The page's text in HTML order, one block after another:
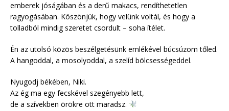
emberek jóságában és a derű makacs, rendíthetetlen
ragyogásában. Köszönjük, hogy velünk voltál, és hogy a
tolladból mindig szeretet csordult – soha ítélet.
Én az utolsó közös beszélgetésünk emlékével búcsúzom tőled.
A hangoddal, a mosolyoddal, a szelíd bölcsességeddel.
Nyugodj békében, Niki.
Az ég ma egy fecskével szegényebb lett,
de a szívekben örökre ott maradsz.